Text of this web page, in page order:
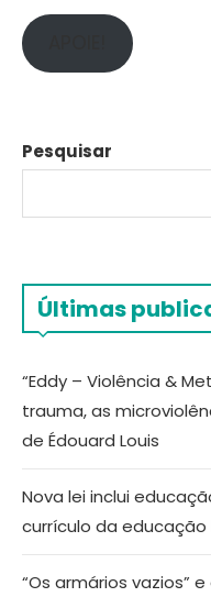
Pesquisar
Últimas
“Eddy – Violência &
trauma, as
de Édouard Louis
Nova lei inclui
currículo da educação
“Os armários vazios”